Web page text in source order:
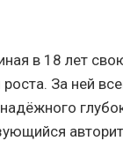
в 18 лет
За ней